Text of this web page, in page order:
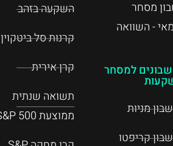
מסחר
- השוואה
למסחר
מניות
קריפטו
השקעה בזהב
קרנות סל ביטקוין
קרן אירית
תשואה שנתית
ממוצעת S&P 500